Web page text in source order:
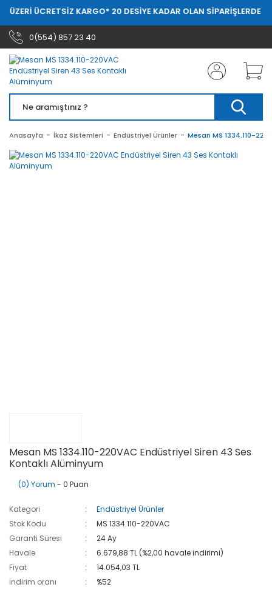
ÜCRETSİZ KARGO* 20 DESİYE KADAR OLAN SİPARİŞLERDE
0(554) 857 23 40
Anasayfa İkaz Sistemleri Endüstriyel Ürünler Mesan MS 1334.110-
Mesan MS 1334.110-220VAC Endüstriyel Siren 43 Ses
Kontaklı Alüminyum
(0) Yorum - 0 Puan
Kategori
Endüstriyel Ürünler
Stok Kodu
MS 1334.110-220VAC
Garanti Süresi
24 Ay
Havale
6.679,88 TL (%2,00 havale indirimi)
Fiyat
14.054,03 TL
İndirim oranı
%52